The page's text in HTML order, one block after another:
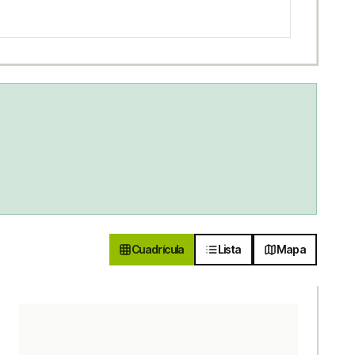
Cuadrícula Lista Mapa